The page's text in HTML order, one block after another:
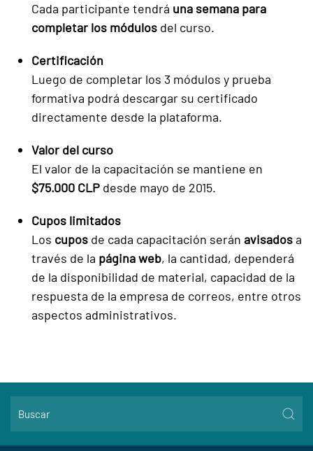
Cada participante tendrá una semana para
completar los módulos del curso.
Certificación
Luego de completar los 3 módulos y prueba
formativa podrá descargar su certificado
directamente desde la plataforma.
Valor del curso
El valor de la capacitación se mantiene en
$75.000 CLP desde mayo de 2015.
Cupos limitados
Los cupos de cada capacitación serán avisadosa
través de la página web, la cantidad, dependerá
de la disponibilidad de material, capacidad de la
respuesta de la empresa de correos, entre otros
aspectos administrativos.